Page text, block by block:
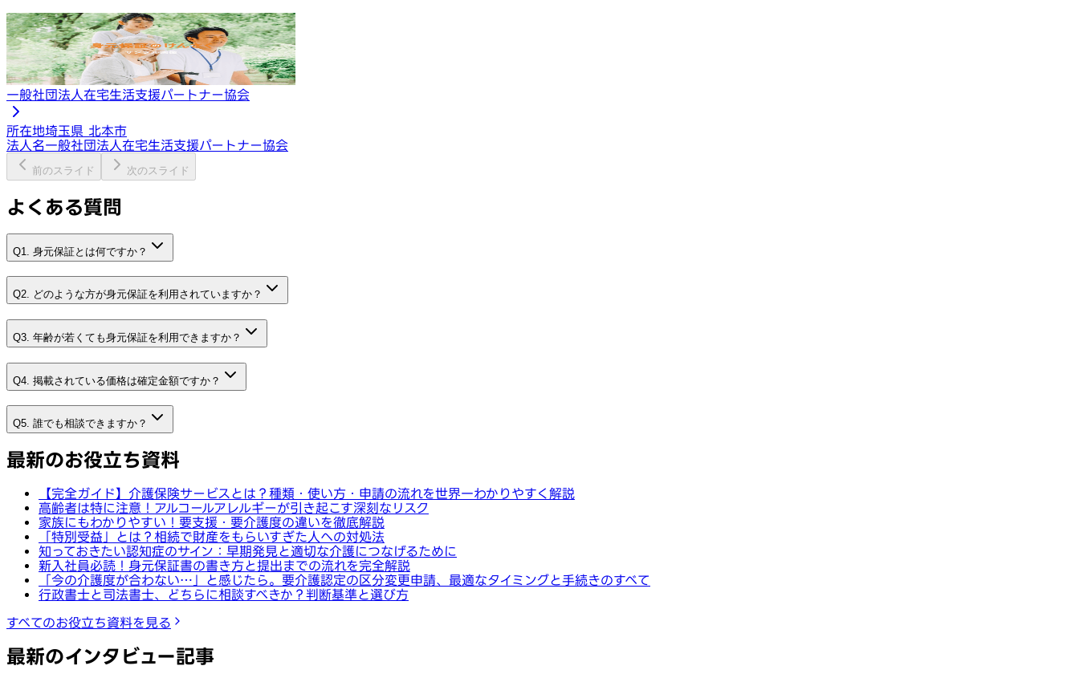
一般社団法人在宅生活支援パートナー協会
所在地埼玉県 北本市
法人名一般社団法人在宅生活支援パートナー協会
前のスライド 次のスライド
よくある質問
Q1. 身元保証とは何ですか？
Q2. どのような方が身元保証を利用されていますか？
Q3. 年齢が若くても身元保証を利用できますか？
Q4. 掲載されている価格は確定金額ですか？
Q5. 誰でも相談できますか？
最新のお役立ち資料
【完全ガイド】介護保険サービスとは？種類・使い方・申請の流れを世界一わかりやすく解説
高齢者は特に注意！アルコールアレルギーが引き起こす深刻なリスク
家族にもわかりやすい！要支援・要介護度の違いを徹底解説
「特別受益」とは？相続で財産をもらいすぎた人への対処法
知っておきたい認知症のサイン：早期発見と適切な介護につなげるために
新入社員必読！身元保証書の書き方と提出までの流れを完全解説
「今の介護度が合わない…」と感じたら。要介護認定の区分変更申請、最適なタイミングと手続きのすべて
行政書士と司法書士、どちらに相談すべきか？判断基準と選び方
すべてのお役立ち資料を見る
最新のインタビュー記事